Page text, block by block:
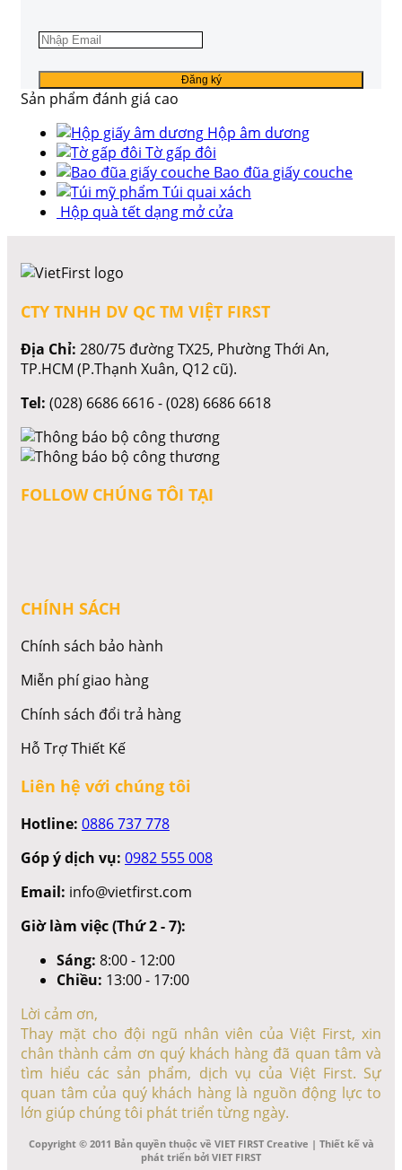
Sản phẩm đánh giá cao
Hộp âm dương
Tờ gấp đôi
Bao đũa giấy couche
Túi quai xách
Hộp quà tết dạng mở cửa
CTY TNHH DV QC TM VIỆT FIRST
Địa Chỉ: 280/75 đường TX25, Phường Thới An,
TP.HCM (P.Thạnh Xuân, Q12 cũ).
Tel: (028) 6686 6616 - (028) 6686 6618
FOLLOW CHÚNG TÔI TẠI
CHÍNH SÁCH
Chính sách bảo hành
Miễn phí giao hàng
Chính sách đổi trả hàng
Hỗ Trợ Thiết Kế
Liên hệ với chúng tôi
Hotline: 0886 737 778
Góp ý dịch vụ: 0982 555 008
Email: info@vietfirst.com
Giờ làm việc (Thứ 2 - 7):
Sáng: 8:00 - 12:00
Chiều: 13:00 - 17:00
Lời cảm ơn,
Thay mặt cho đội ngũ nhân viên của Việt First, xin
chân thành cảm ơn quý khách hàng đã quan tâm và
tìm hiểu các sản phẩm, dịch vụ của Việt First. Sự
quan tâm của quý khách hàng là nguồn động lực to
lớn giúp chúng tôi phát triển từng ngày.
Copyright © 2011 Bản quyền thuộc về VIET FIRST Creative | Thiết kế và
phát triển bởi VIET FIRST